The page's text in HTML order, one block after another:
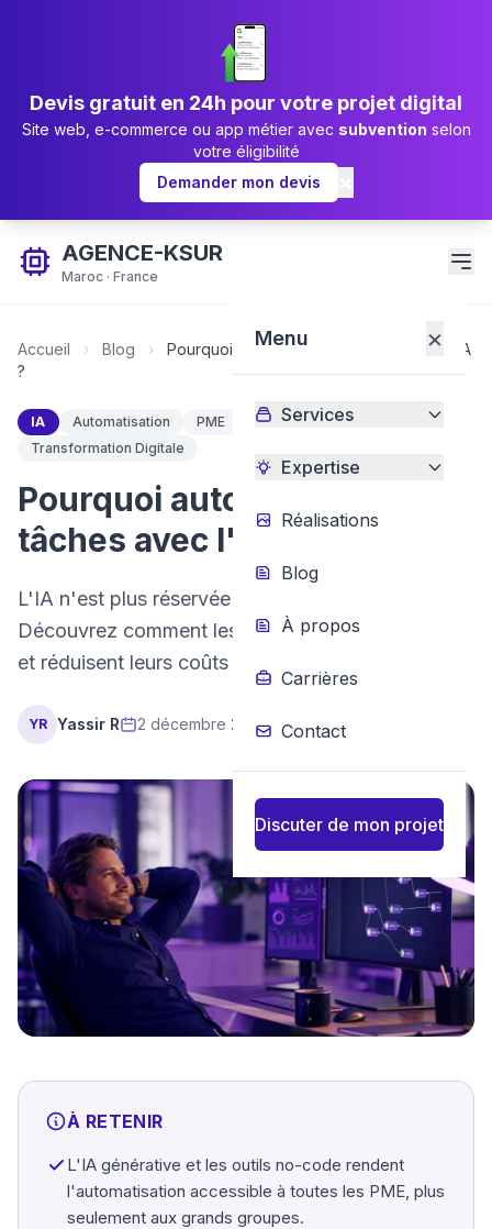
Devis gratuit en 24h pour votre projet digital
Site web, e-commerce ou app métier avec subvention selon
votre éligibilité
Demander mon devis
AGENCE-KSUR
Maroc · France
Menu ×
Services
Expertise
Réalisations
Blog
À propos
Carrières
Contact
Discuter de mon projet
Accueil › Blog ›
Pourquoi automatiser vos tâches avec l'IA
?
IA Automatisation PME
Productivité
Transformation Digitale
Pourquoi automatiser vos
tâches avec l'IA ?
L'IA n'est plus réservée aux grandes entreprises.
Découvrez comment les PME gagnent du temps
et réduisent leurs coûts grâce à l'automatisation.
YR Yassir R 2 décembre 2024 3 min de lecture
À RETENIR
L'IA générative et les outils no-code rendent
l'automatisation accessible à toutes les PME, plus
seulement aux grands groupes.